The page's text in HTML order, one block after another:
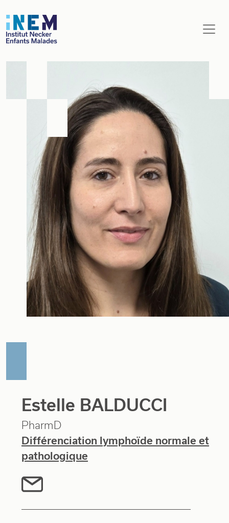
Aller au contenu principal
Estelle BALDUCCI
PharmD
Différenciation lymphoïde normale et
pathologique